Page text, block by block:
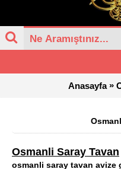
Anasayfa »
Osmanli Saray Tavan
osmanli saray tavan avize